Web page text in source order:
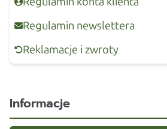
Regulamin newslettera
Reklamacje i zwroty
Informacje